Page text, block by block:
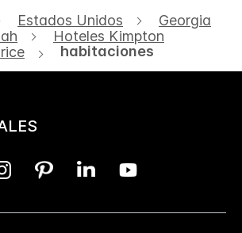
Estados Unidos
Georgia
Hoteles Kimpton
habitaciones